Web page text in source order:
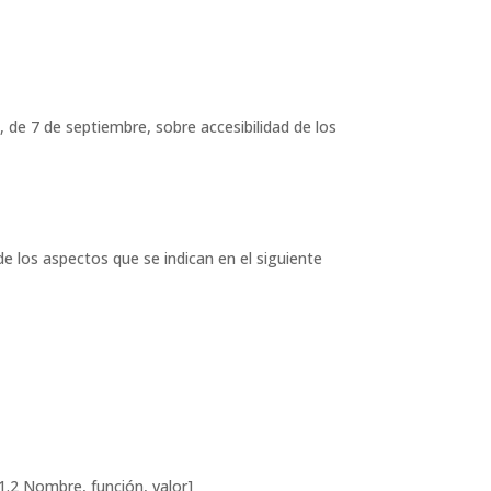
7 de septiembre, sobre accesibilidad de los
los aspectos que se indican en el siguiente
Nombre, función, valor]